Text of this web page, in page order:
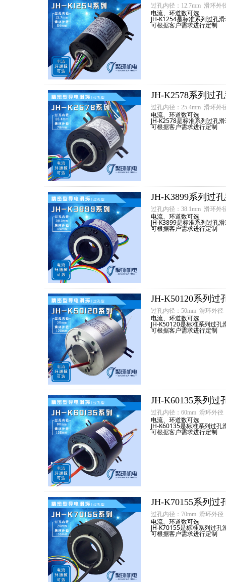
过孔内径：12.7mm 滑环外
电流、环道数可选
JH-K1254是标准系列过孔
可根据客户需求进行定制
JH-K2578系列过
过孔内径：25.4mm 滑环外
电流、环道数可选
JH-K2578是标准系列过孔
可根据客户需求进行定制
JH-K3899系列过
过孔内径：38.1mm 滑环外
电流、环道数可选
JH-K3899是标准系列过孔
可根据客户需求进行定制
JH-K50120系列过
过孔内径：50mm 滑环外径
电流、环道数可选
JH-K50120是标准系列过孔
可根据客户需求进行定制
JH-K60135系列过
过孔内径：60mm 滑环外径
电流、环道数可选
JH-K60135是标准系列过孔
可根据客户需求进行定制
JH-K70155系列过
过孔内径：70mm 滑环外径
电流、环道数可选
JH-K70155是标准系列过孔
可根据客户需求进行定制